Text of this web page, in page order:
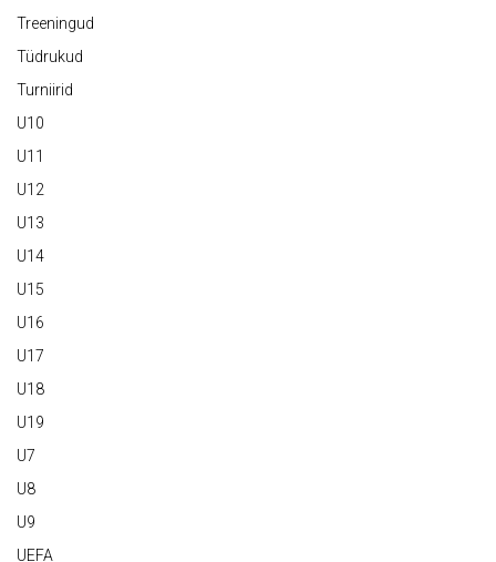
Treeningud
Tüdrukud
Turniirid
U10
U11
U12
U13
U14
U15
U16
U17
U18
U19
U7
U8
U9
UEFA